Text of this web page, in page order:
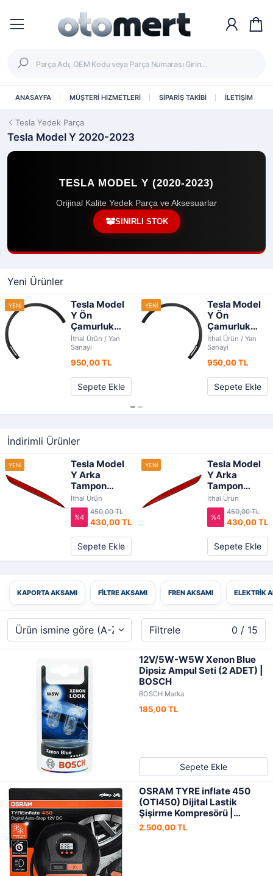
ANASAYFA MÜŞTERİ HİZMETLERİ SİPARİŞ TAKİBİ İLETİŞİM
Tesla Yedek Parça
Tesla Model Y 2020-2023
TESLA MODEL Y (2020-2023)
Orijinal Kalite Yedek Parça ve Aksesuarlar
SINIRLI STOK
Yeni Ürünler
Tesla Model
Y Ön
Çamurluk
Ağız
Bakaliti/Dodik
(Sol) 2020-
2024 | İthal
İthal Ürün / Yan
Sanayi
950,00 TL
Sepete Ekle
Tesla Model
Y Ön
Çamurluk
Ağız
Bakaliti/Dodik
(Sağ) 2020-
2024 | İthal
İthal Ürün / Yan
Sanayi
950,00 TL
Sepete Ekle
İndirimli Ürünler
Tesla Model
Y Arka
Tampon
Reflektör/Kedi
Gözü (Sağ)
2020-2024 |
İthal
İthal Ürün
%4 430,00 TL
450,00 TL
Sepete Ekle
Tesla Model
Y Arka
Tampon
Reflektör/Kedi
Gözü (Sol)
2020-2024 |
İthal
İthal Ürün
%4 430,00 TL
450,00 TL
Sepete Ekle
KAPORTA AKSAMI FILTRE AKSAMI FREN AKSAMI ELEKTRIK
Filtrele 0 / 15
12V/5W-W5W Xenon Blue
Dipsiz Ampul Seti (2 ADET) |
BOSCH
BOSCH Marka
185,00 TL
Sepete Ekle
OSRAM TYRE inflate 450
(OTI450) Dijital Lastik
Şişirme Kompresörü |
OSRAM
2.500,00 TL